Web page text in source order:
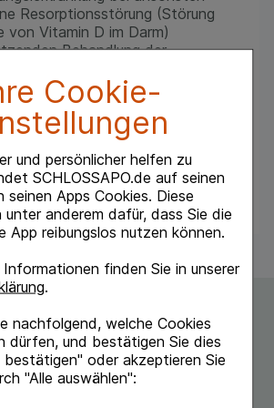
Cookie-
und persönlicher helfen zu
SCHLOSSAPO.de auf seinen
seinen Apps Cookies. Diese
unter anderem dafür, dass Sie die
App reibungslos nutzen können.
finden Sie in unserer
.
nachfolgend, welche Cookies
dürfen, und bestätigen Sie dies
bestätigen" oder akzeptieren Sie
"Alle auswählen":
Resorptionsstörung (Störung
von Vitamin D im Darm)
Behandlung der
gegen Rachitis bei
Arzneimittel enthält Lactose
ist registriert beim